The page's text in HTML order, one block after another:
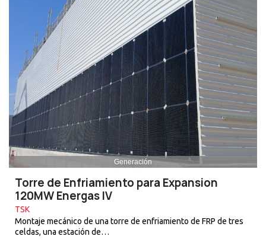
Generación
Torre de Enfriamiento para Expansion
120MW Energas IV
TSK
Montaje mecánico de una torre de enfriamiento de FRP de tres
celdas, una estación de…